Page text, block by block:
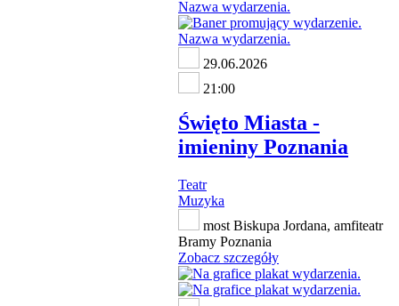
29.06.2026
21:00
Święto Miasta -
imieniny Poznania
Teatr
Muzyka
most Biskupa Jordana, amfiteatr
Bramy Poznania
Zobacz szczegóły